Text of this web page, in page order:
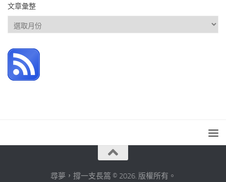
文章彙整
文
章
整
尋夢，撐一支長篙 © 2026. 版權所有。